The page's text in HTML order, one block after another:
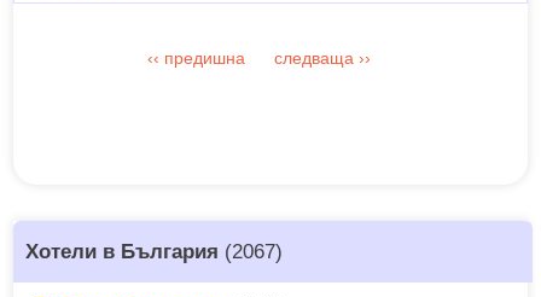
Хотели в България (2067)
‹‹ предишна следваща ››